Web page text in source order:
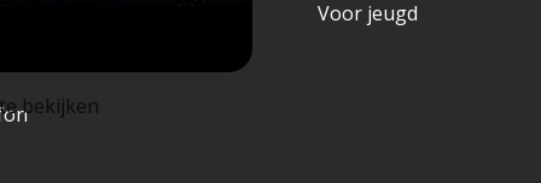
bekijken
Voor jeugd